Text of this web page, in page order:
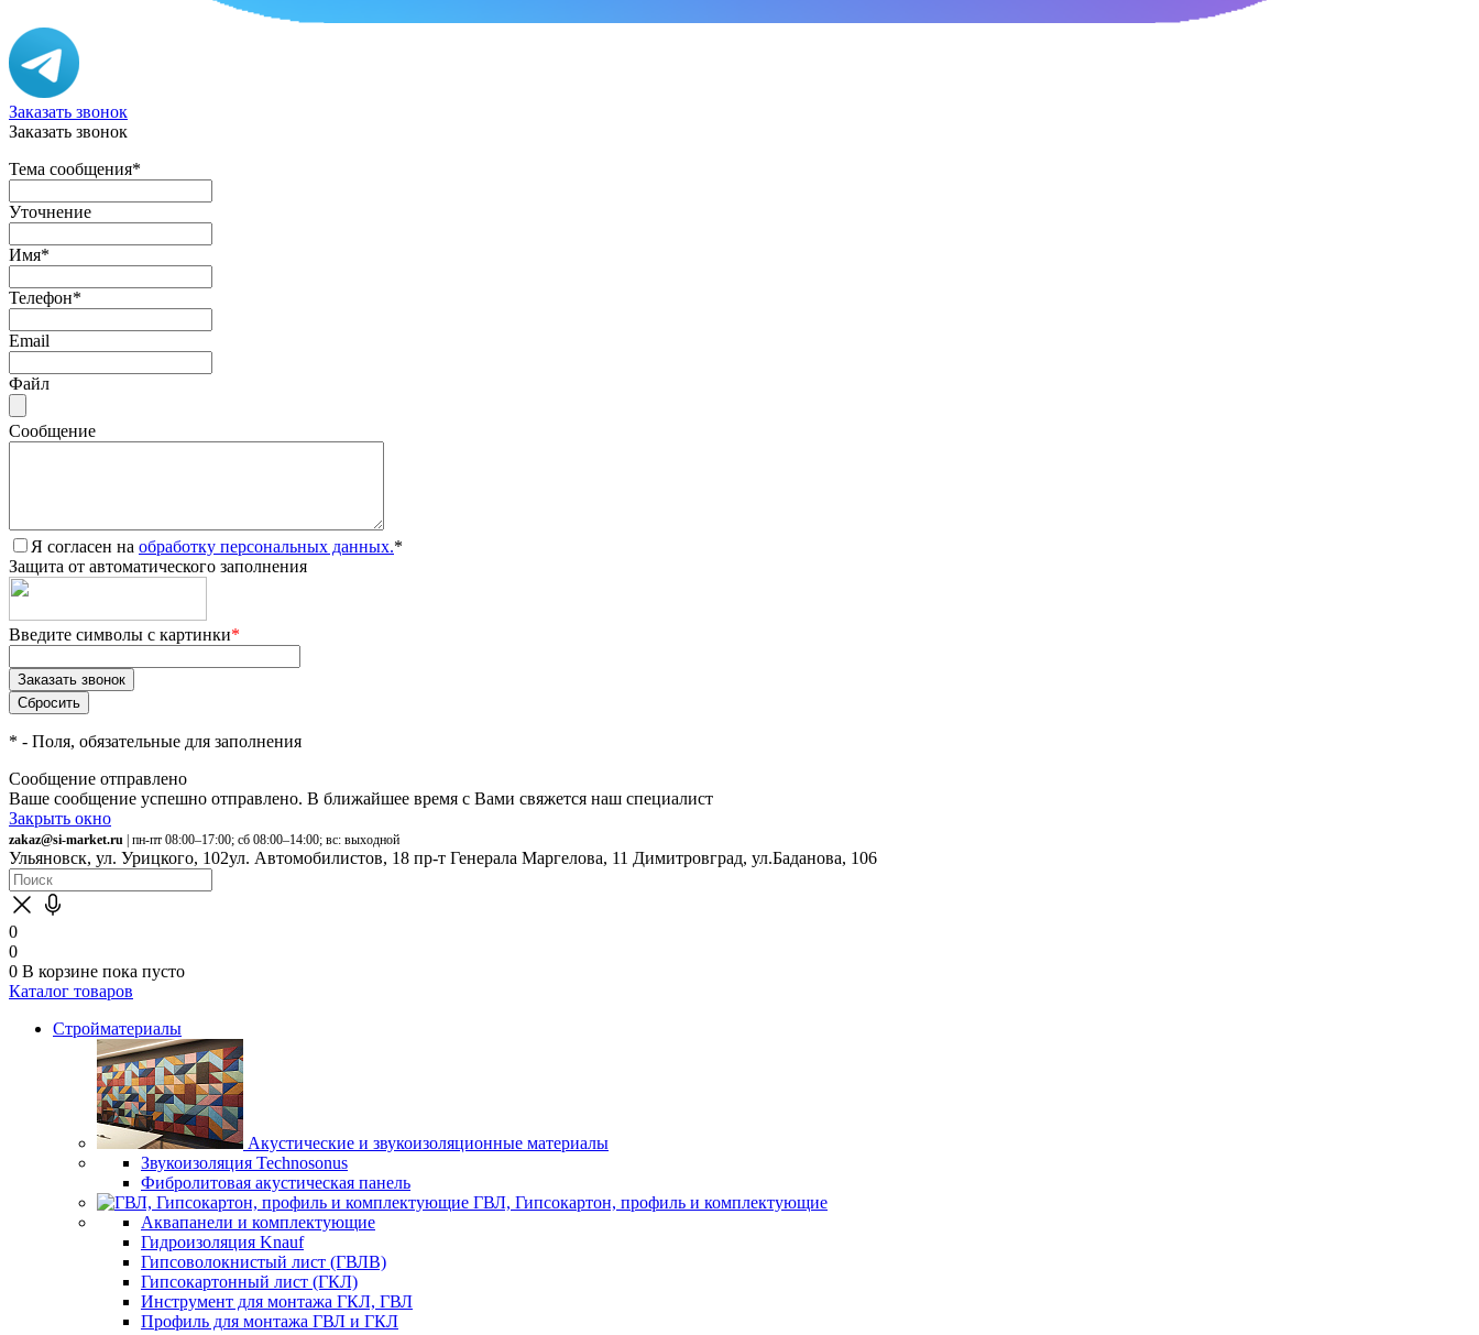
Заказать звонок
Заказать звонок
Тема сообщения*
Уточнение
Имя*
Телефон*
Email
Файл
Сообщение
Я согласен на обработку персональных данных.*
Защита от автоматического заполнения
Введите символы с картинки*
* - Поля, обязательные для заполнения
Сообщение отправлено
Ваше сообщение успешно отправлено. В ближайшее время с Вами свяжется наш специалист
Закрыть окно
zakaz@si-market.ru | пн-пт 08:00–17:00; сб 08:00–14:00; вс: выходной
Ульяновск, ул. Урицкого, 102ул. Автомобилистов, 18 пр-т Генерала Маргелова, 11 Димитровград, ул.Баданова, 106
0
0
0 В корзине пока пусто
Каталог товаров
Стройматериалы
Акустические и звукоизоляционные материалы
Звукоизоляция Technosonus
Фибролитовая акустическая панель
ГВЛ, Гипсокартон, профиль и комплектующие
Аквапанели и комплектующие
Гидроизоляция Knauf
Гипсоволокнистый лист (ГВЛВ)
Гипсокартонный лист (ГКЛ)
Инструмент для монтажа ГКЛ, ГВЛ
Профиль для монтажа ГВЛ и ГКЛ